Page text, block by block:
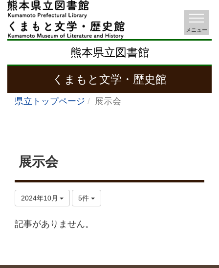
熊本県立図書館
くまもと文学・歴史館
メニュー
県立トップページ 展示会
展示会
2024年10月 5件
記事がありません。